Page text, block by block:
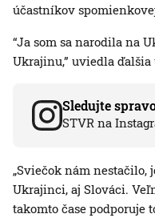
účastníkov
“Ja som sa narodila na
Ukrajinu,” uviedla
Sledujte
STVR na
„Sviečok nám nestačilo,
Ukrajinci, aj Slováci.
takomto čase podporuje